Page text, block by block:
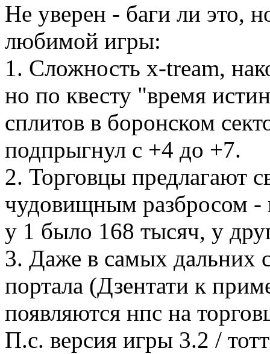
Не уверен - баги ли это,
любимой игры:
1. Сложность x-tream,
но по квесту "время
сплитов в боронском
подпрыгнул с +4 до +7.
2. Торговцы предлагают
чудовищным разбросом -
у 1 было 168 тысяч, у
3. Даже в самых дальних
портала (Дзентати к
появляются нпс на
П.с. версия игры 3.2 /